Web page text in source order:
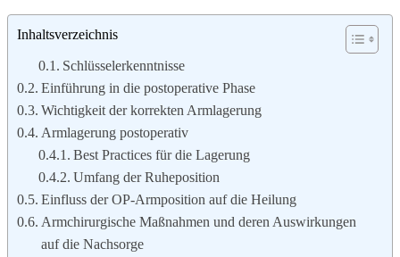
Inhaltsverzeichnis
Schlüsselerkenntnisse
Einführung in die postoperative Phase
Wichtigkeit der korrekten Armlagerung
Armlagerung postoperativ
Best Practices für die Lagerung
Umfang der Ruheposition
Einfluss der OP-Armposition auf die Heilung
Armchirurgische Maßnahmen und deren Auswirkungen
auf die Nachsorge